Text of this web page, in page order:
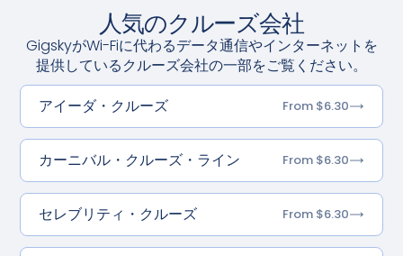
人気のクルーズ会社
GigskyがWi-Fiに代わるデータ通信やインターネットを
提供しているクルーズ会社の一部をご覧ください。
アイーダ・クルーズ
From $6.30
カーニバル・クルーズ・ライン From $6.30
セレブリティ・クルーズ From $6.30